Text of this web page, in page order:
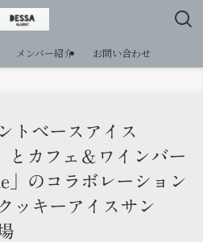
メンバー紹介 お問い合わせ
トベースアイス
とカフェ＆ワインバー
」のコラボレーション
ッキーアイスサン